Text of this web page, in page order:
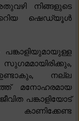
നിങ്ങളുടെ
ഷെഡ്യൂൾ
പങ്കാളിയുമായുള്ള
നല്ല
മനോഹരമായ
പങ്കാളിയോട്